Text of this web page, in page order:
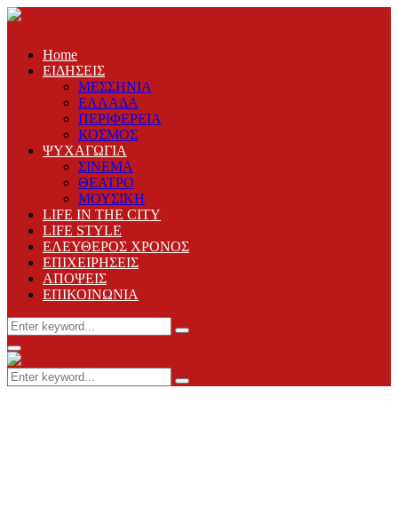
Home
ΕΙΔΗΣΕΙΣ
ΜΕΣΣΗΝΙΑ
ΕΛΛΑΔΑ
ΠΕΡΙΦΕΡΕΙΑ
ΚΟΣΜΟΣ
ΨΥΧΑΓΩΓΙΑ
ΣΙΝΕΜΑ
ΘΕΑΤΡΟ
ΜΟΥΣΙΚΗ
LIFE IN THE CITY
LIFE STYLE
ΕΛΕΥΘΕΡΟΣ ΧΡΟΝΟΣ
ΕΠΙΧΕΙΡΗΣΕΙΣ
ΑΠΟΨΕΙΣ
ΕΠΙΚΟΙΝΩΝΙΑ
Search
for:
Search
Primary
Menu
Search
for:
Search